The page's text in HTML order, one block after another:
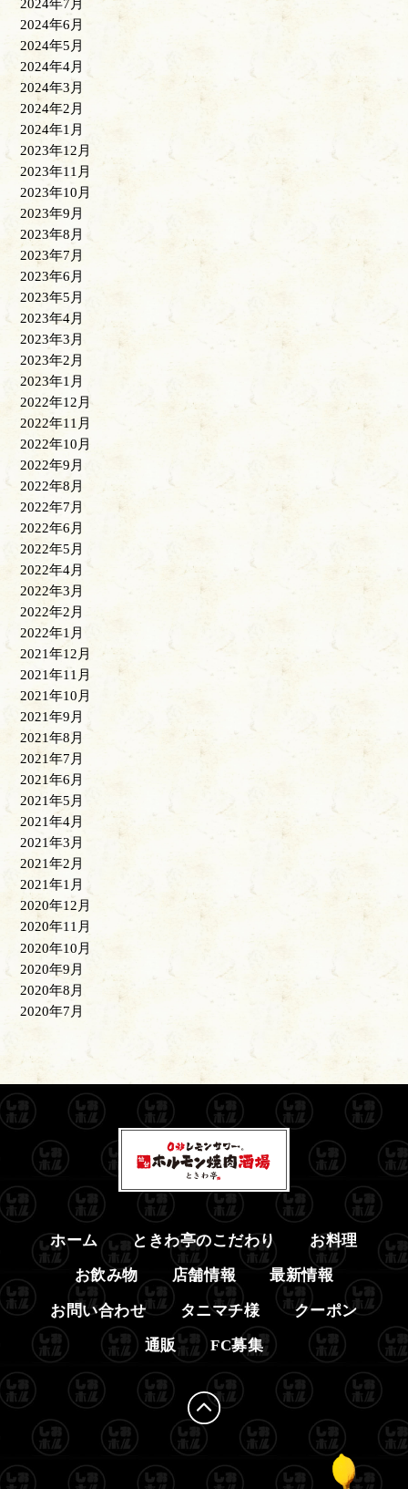
2024年7月
2024年6月
2024年5月
2024年4月
2024年3月
2024年2月
2024年1月
2023年12月
2023年11月
2023年10月
2023年9月
2023年8月
2023年7月
2023年6月
2023年5月
2023年4月
2023年3月
2023年2月
2023年1月
2022年12月
2022年11月
2022年10月
2022年9月
2022年8月
2022年7月
2022年6月
2022年5月
2022年4月
2022年3月
2022年2月
2022年1月
2021年12月
2021年11月
2021年10月
2021年9月
2021年8月
2021年7月
2021年6月
2021年5月
2021年4月
2021年3月
2021年2月
2021年1月
2020年12月
2020年11月
2020年10月
2020年9月
2020年8月
2020年7月
ホーム ときわ亭のこだわり お料理
お飲み物 店舗情報 最新情報
お問い合わせ タニマチ様 クーポン
通販 FC募集